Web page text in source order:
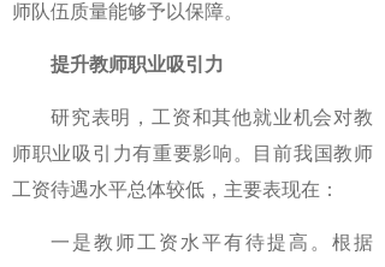
师队伍质量能够予以保障。
提升教师职业吸引力
研究表明，工资和其他就业机会对教
师职业吸引力有重要影响。目前我国教师
工资待遇水平总体较低，主要表现在：
一是教师工资水平有待提高。根据